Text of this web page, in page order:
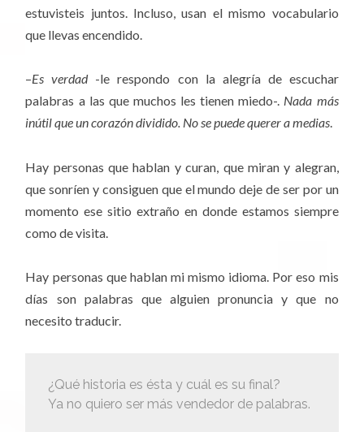
estuvisteis juntos. Incluso, usan el mismo vocabulario
que llevas encendido.
–Es verdad-le respondo con la alegría de escuchar
palabras a las que muchos les tienen miedo-. Nada más
inútil que un corazón dividido. No se puede querer a medias.
Hay personas que hablan y curan, que miran y alegran,
que sonríen y consiguen que el mundo deje de ser por un
momento ese sitio extraño en donde estamos siempre
como de visita.
Hay personas que hablan mi mismo idioma. Por eso mis
días son palabras que alguien pronuncia y que no
necesito traducir.
¿Qué historia es ésta y cuál es su final?
Ya no quiero ser más vendedor de palabras.